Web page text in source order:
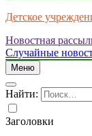
Детское
Новостная
Случайные
Меню
Найти:
Заголовки